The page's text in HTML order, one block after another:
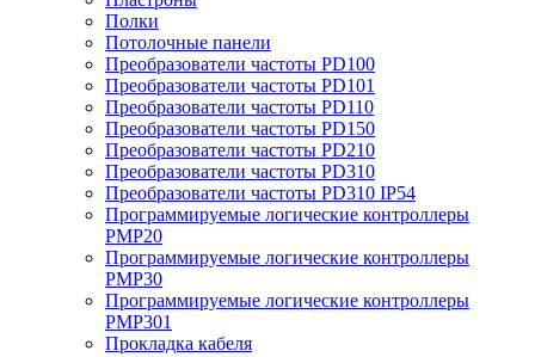
Полки
Потолочные панели
Преобразователи частоты PD100
Преобразователи частоты PD101
Преобразователи частоты PD110
Преобразователи частоты PD150
Преобразователи частоты PD210
Преобразователи частоты PD310
Преобразователи частоты PD310 IP54
Программируемые логические контроллеры
PMP20
Программируемые логические контроллеры
PMP30
Программируемые логические контроллеры
PMP301
Прокладка кабеля